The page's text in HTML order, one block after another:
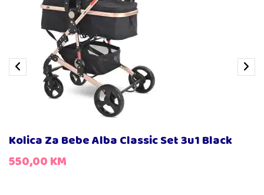
Kolica Za Bebe Alba Classic Set 3u1 Black
550,00KM